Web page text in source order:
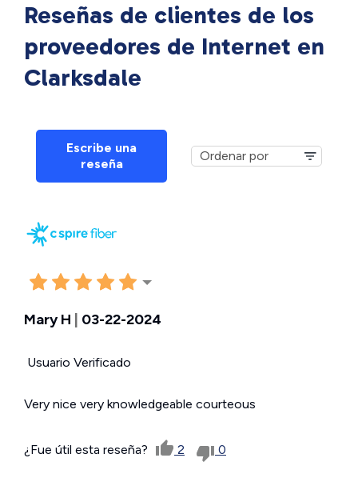
Reseñas de clientes de los
proveedores de Internet en
Clarksdale
Escribe una
reseña
Mary H 03-22-2024
Usuario Verificado
Very nice very knowledgeable courteous
¿Fue útil esta reseña? 2 0